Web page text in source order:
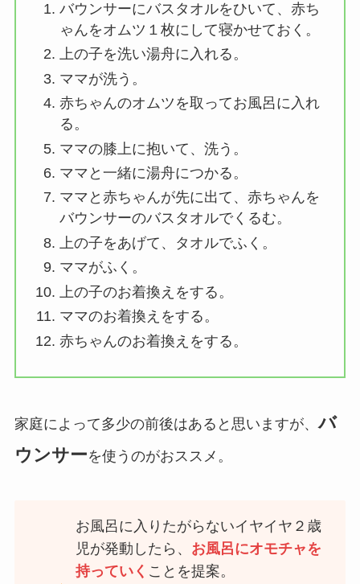
バウンサーにバスタオルをひいて、赤ち
ゃんをオムツ１枚にして寝かせておく。
上の子を洗い湯舟に入れる。
ママが洗う。
赤ちゃんのオムツを取ってお風呂に入れ
る。
ママの膝上に抱いて、洗う。
ママと一緒に湯舟につかる。
ママと赤ちゃんが先に出て、赤ちゃんを
バウンサーのバスタオルでくるむ。
上の子をあげて、タオルでふく。
ママがふく。
上の子のお着換えをする。
ママのお着換えをする。
赤ちゃんのお着換えをする。
家庭によって多少の前後はあると思いますが、バ
ウンサーを使うのがおススメ。
お風呂に入りたがらないイヤイヤ２歳
児が発動したら、 お風呂にオモチャを
持っていく ことを提案。